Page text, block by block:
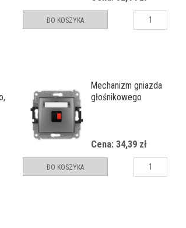
DO KOSZYKA
Mechanizm gniazda
głośnikowego
Cena: 34,39 zł
DO KOSZYKA